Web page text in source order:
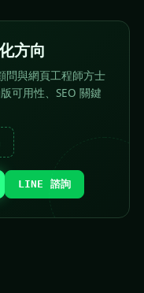
方向
問與網頁工程師方士
可用性、SEO 關鍵
LINE 諮詢